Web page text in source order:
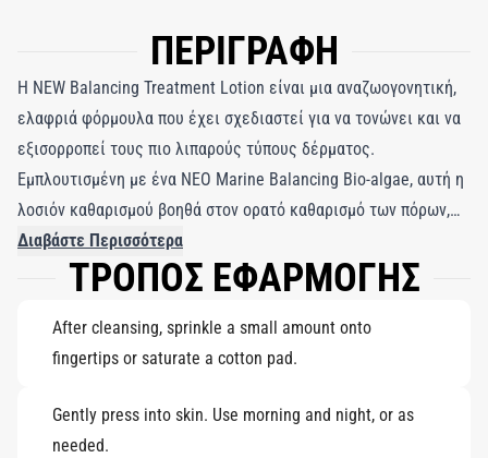
ΠΕΡΙΓΡΑΦΗ
Η NEW Balancing Treatment Lotion είναι μια αναζωογονητική,
ελαφριά φόρμουλα που έχει σχεδιαστεί για να τονώνει και να
εξισορροπεί τους πιο λιπαρούς τύπους δέρματος.
Εμπλουτισμένη με ένα ΝΕΟ Marine Balancing Bio-algae, αυτή η
λοσιόν καθαρισμού βοηθά στον ορατό καθαρισμό των πόρων,
στον έλεγχο της περίσσειας λιπαρότητας και στη μείωση της
λάμψης, ενώ διατηρεί την απαραίτητη ενυδάτωση του
πιο φρέσκο ​​και πιο ομοιόμορφο. Απαλή αλλά αποτελεσματική,
η λοσιόν βελτιώνει την όψη της υφής του δέρματος και τις
επιδερμίδα. Δοκιμασμένο σε όλους τους τόνους δέρματος,
Διαβάστε Περισσότερα
ΤΡΟΠΟΣ ΕΦΑΡΜΟΓΗΣ
After cleansing, sprinkle a small amount onto
fingertips or saturate a cotton pad.
Gently press into skin. Use morning and night, or as
needed.